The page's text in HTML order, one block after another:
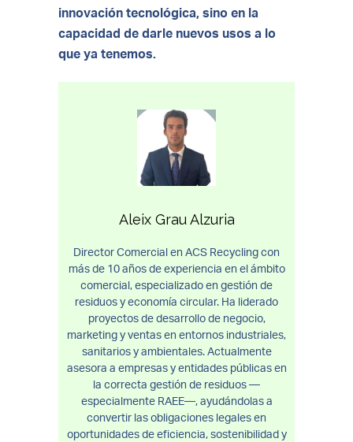
innovación tecnológica, sino en la
capacidad de darle nuevos usos a lo
que ya tenemos.
Aleix Grau Alzuria
Director Comercial en ACS Recycling con
más de 10 años de experiencia en el ámbito
comercial, especializado en gestión de
residuos y economía circular. Ha liderado
proyectos de desarrollo de negocio,
marketing y ventas en entornos industriales,
sanitarios y ambientales. Actualmente
asesora a empresas y entidades públicas en
la correcta gestión de residuos —
especialmente RAEE—, ayudándolas a
convertir las obligaciones legales en
oportunidades de eficiencia, sostenibilidad y